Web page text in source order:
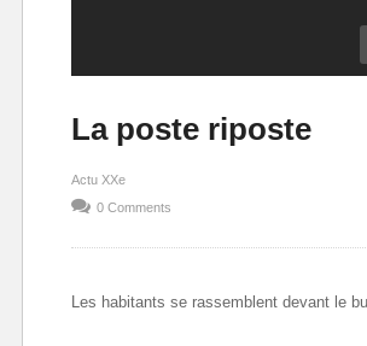
La poste riposte
Actu XXe
0 Comments
Les habitants se rassemblent devant le